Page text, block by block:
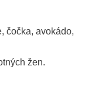
čočka, avokádo,
žen.